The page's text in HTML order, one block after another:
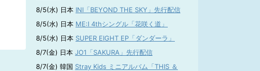
8/5(水) 日本 INI「BEYOND THE SKY」先行配信
8/5(水) 日本 ME:I 4thシングル「花咲く道」
8/5(水) 日本 SUPER EIGHT EP「ダンダーラ」
8/7(金) 日本 JO1「SAKURA」先行配信
8/7(金) 韓国 Stray Kids ミニアルバム「THIS ＆